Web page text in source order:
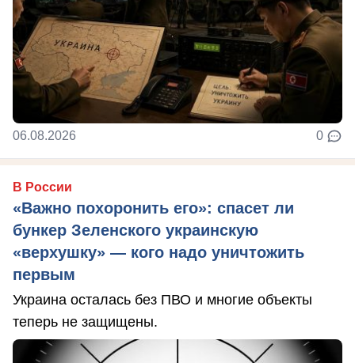
06.08.2026 0
В России
«Важно похоронить его»: спасет ли
бункер Зеленского украинскую
«верхушку» — кого надо уничтожить
первым
Украина осталась без ПВО и многие объекты
теперь не защищены.